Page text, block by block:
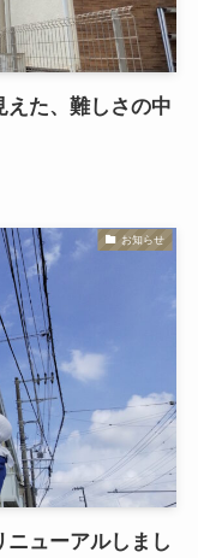
えた、難しさの中
お知らせ
ューアルしまし